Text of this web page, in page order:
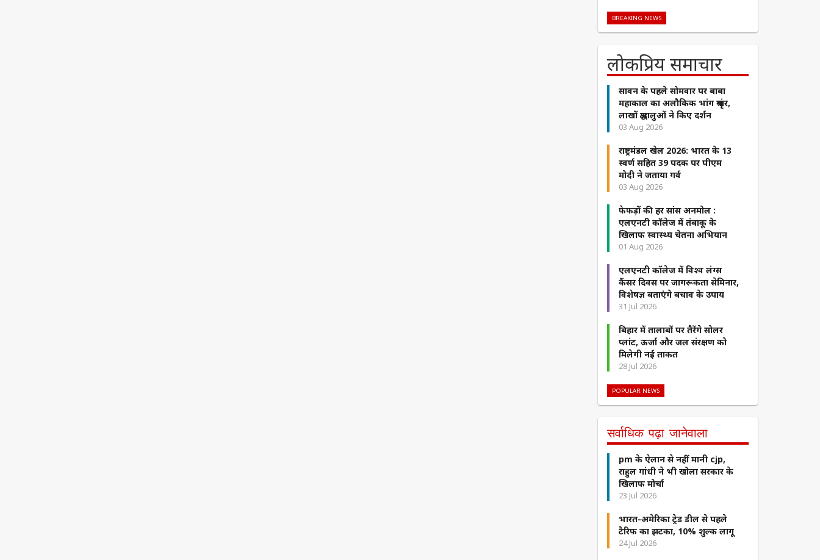
BREAKING NEWS
लोकप्रिय समाचार
सावन के पहले सोमवार पर बाबा
महाकाल का अलौकिक भांग श्रृंगार,
लाखों श्रद्धालुओं ने किए दर्शन
03 Aug 2026
राष्ट्रमंडल खेल 2026: भारत के 13
स्वर्ण सहित 39 पदक पर पीएम
मोदी ने जताया गर्व
03 Aug 2026
फेफड़ों की हर सांस अनमोल :
एलएनटी कॉलेज में तंबाकू के
खिलाफ स्वास्थ्य चेतना अभियान
01 Aug 2026
एलएनटी कॉलेज में विश्व लंग्स
कैंसर दिवस पर जागरूकता सेमिनार,
विशेषज्ञ बताएंगे बचाव के उपाय
31 Jul 2026
बिहार में तालाबों पर तैरेंगे सोलर
प्लांट, ऊर्जा और जल संरक्षण को
मिलेगी नई ताकत
28 Jul 2026
POPULAR NEWS
सर्वाधिक पढ़ा जानेवाला
pm के ऐलान से नहीं मानी cjp,
राहुल गांधी ने भी खोला सरकार के
खिलाफ मोर्चा
23 Jul 2026
भारत-अमेरिका ट्रेड डील से पहले
टैरिफ का झटका, 10% शुल्क लागू
24 Jul 2026